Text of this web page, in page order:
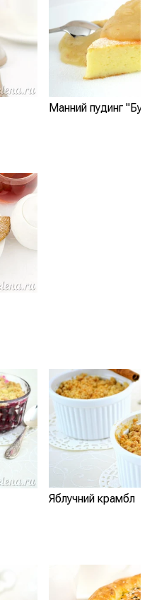
Манний пудинг
Яблучний крамбл